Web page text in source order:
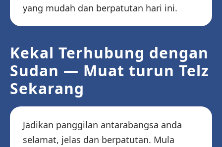
yang mudah dan berpatutan hari ini.
Kekal Terhubung dengan
Sudan — Muat turun Telz
Sekarang
Jadikan panggilan antarabangsa anda
selamat, jelas dan berpatutan. Mula